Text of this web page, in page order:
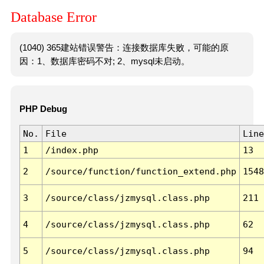
Database Error
(1040) 365建站错误警告：连接数据库失败，可能的原
因：1、数据库密码不对; 2、mysql未启动。
PHP Debug
No. File
Line
1
/index.php 13
2 /source/function/function_extend.php 1548
3 /source/class/jzmysql.class.php 211
4 /source/class/jzmysql.class.php 62
5 /source/class/jzmysql.class.php 94